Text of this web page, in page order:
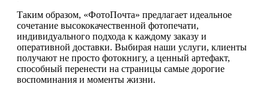
Таким образом, «ФотоПочта» предлагает идеальное
сочетание высококачественной фотопечати,
индивидуального подхода к каждому заказу и
оперативной доставки. Выбирая наши услуги, клиенты
получают не просто фотокнигу, а ценный артефакт,
способный перенести на страницы самые дорогие
воспоминания и моменты жизни.